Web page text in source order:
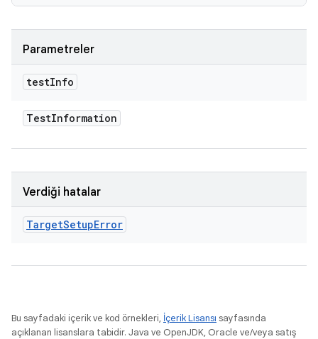
Parametreler
testInfo
TestInformation
Verdiği hatalar
TargetSetupError
Bu sayfadaki içerik ve kod örnekleri, İçerik Lisansı sayfasında
açıklanan lisanslara tabidir. Java ve OpenJDK, Oracle ve/veya satış